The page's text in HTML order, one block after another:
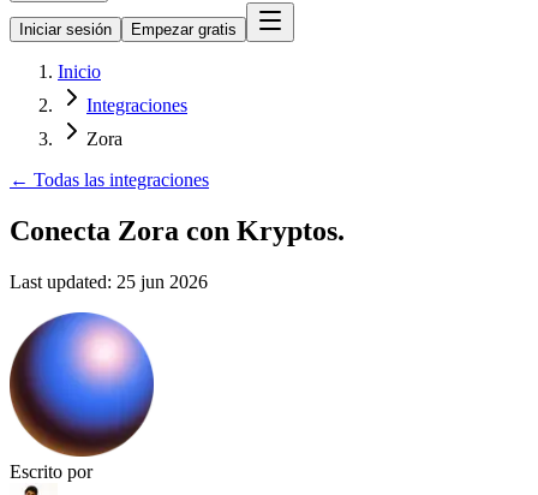
Iniciar sesión Empezar gratis
Inicio
Integraciones
Zora
← Todas las integraciones
Conecta Zora con Kryptos.
Last updated: 25 jun 2026
Escrito por